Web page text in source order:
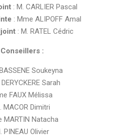
: M. CARLIER Pascal
: Mme ALIPOFF Amal
: M. RATEL Cédric
Conseillers :
Soukeyna
Sarah
FAUX Mélissa
MACOR Dimitri
MARTIN Natacha
PINEAU Olivier